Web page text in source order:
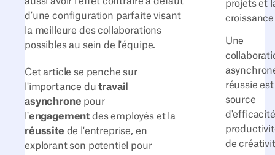
projets et
croissance
Une
réussie est
source
de
d'une configuration parfaite visant
la meilleure des collaborations
possibles au sein de l'équipe.
Cet article se penche sur
l'importance dutravail
asynchrone pour
l'engagement des employés et la
réussite de l'entreprise, en
explorant son potentiel pour